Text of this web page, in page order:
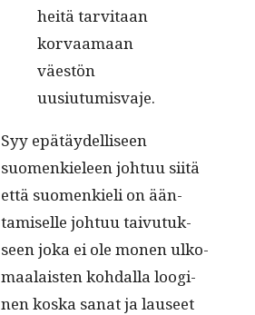
heitä tarvi­taan
kor­vaa­maan
väestön
uusiutumisvaje.
Syy epätäy­del­liseen
suomenkieleen johtuu siitä
että suomenkieli on ään­
tamiselle johtuu taivu­tuk­
seen joka ei ole mon­en ulko­
maalais­ten kohdal­la loogi­
nen kos­ka sanat ja lauseet